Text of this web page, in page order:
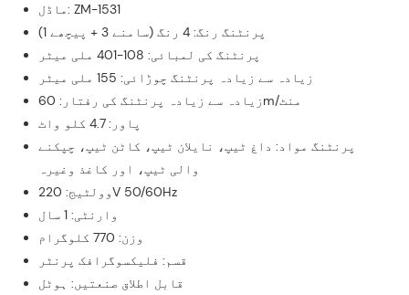
ماڈل: ZM-1531
پرنٹنگ رنگ: 4 رنگ (سامنے 3 + پیچھے 1)
پرنٹنگ کی لمبائی: 108-401 ملی میٹر
زیادہ سے زیادہ پرنٹنگ چوڑائی: 155 ملی میٹر
زیادہ سے زیادہ پرنٹنگ کی رفتار: 60m/منٹ
پاور: 4.7 کلو واٹ
پرنٹنگ مواد: داغ ٹیپ، نایلان ٹیپ، کاٹن ٹیپ، چپکنے
والی ٹیپ، اور کاغذ وغیرہ
وولٹیج: 220V 50/60Hz
وارنٹی: 1 سال
وزن: 770 کلوگرام
قسم: فلیکسوگرافک پرنٹر
قابل اطلاق صنعتیں: ہوٹل